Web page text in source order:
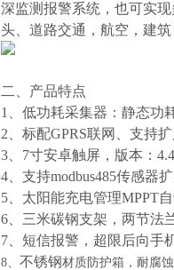
深监测报警系统，也可实
头、道路交通，航空，建
二、产品特点
1、低功耗采集器：静态功
2、标配GPRS联网、支持
3、7寸安卓触屏，版本：
4、支持modbus485传感器
5、太阳能充电管理MPPT
6、三米碳钢支架，两节法
7、短信报警，超限后向手
8、 不锈钢材质防护箱，耐腐